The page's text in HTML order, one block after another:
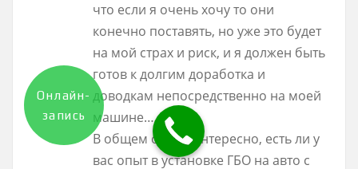
что если я очень хочу то они
конечно поставять, но уже это будет
на мой страх и риск, и я должен быть
готов к долгим доработка и
доводкам непосредственно на моей
машине…
В общем очень интересно, есть ли у
вас опыт в установке ГБО на авто с
Онлайн-
запись